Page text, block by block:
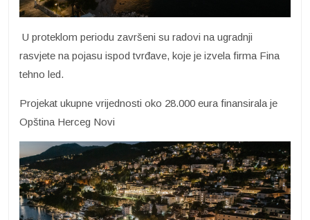
U proteklom periodu završeni su radovi na ugradnji
rasvjete na pojasu ispod tvrđave, koje je izvela firma Fina
tehno led.
Projekat ukupne vrijednosti oko 28.000 eura finansirala je
Opština Herceg Novi